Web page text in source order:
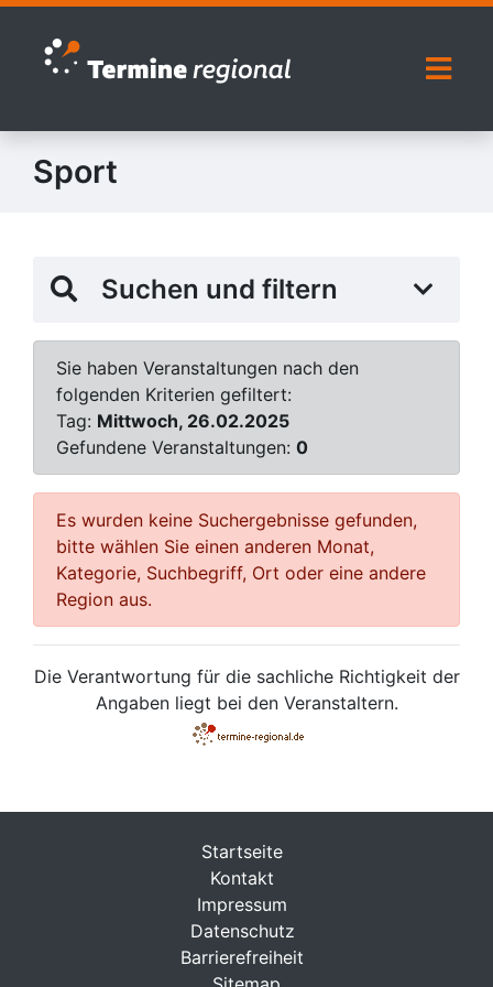
Zur Navigation springen
Zum Inhalt springen
Sport
Suchen und filtern
Sie haben Veranstaltungen nach den
folgenden Kriterien gefiltert:
Tag: Mittwoch, 26.02.2025
Gefundene Veranstaltungen: 0
Es wurden keine Suchergebnisse gefunden,
bitte wählen Sie einen anderen Monat,
Kategorie, Suchbegriff, Ort oder eine andere
Region aus.
Die Verantwortung für die sachliche Richtigkeit der
Angaben liegt bei den Veranstaltern.
Startseite
Kontakt
Impressum
Datenschutz
Barrierefreiheit